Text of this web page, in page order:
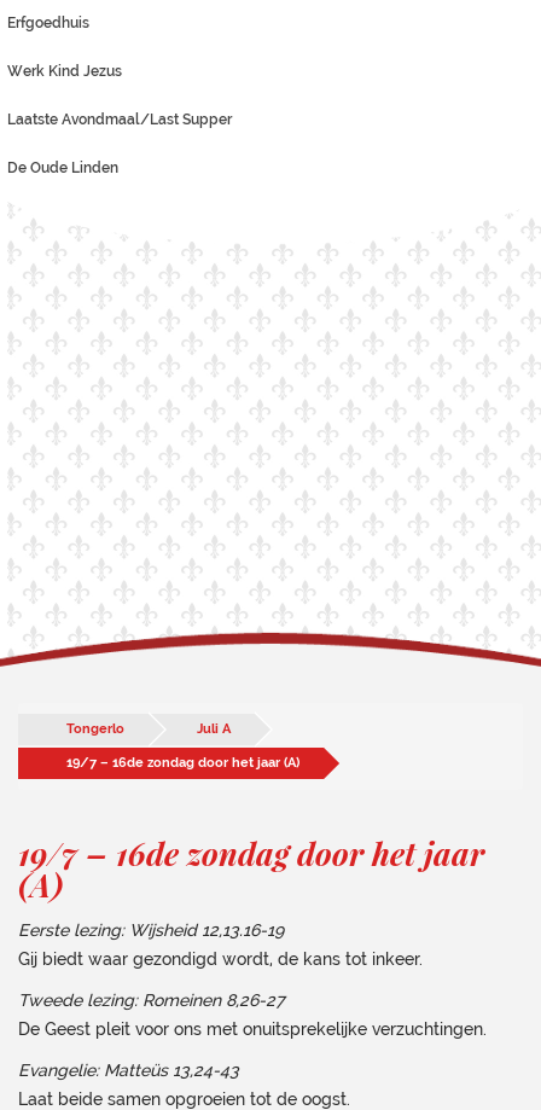
Erfgoedhuis
Werk Kind Jezus
Laatste Avondmaal/Last Supper
De Oude Linden
Tongerlo Juli A
19/7 – 16de zondag door het jaar (A)
19/7 – 16de zondag door het jaar
(A)
Eerste lezing: Wijsheid 12,13.16-19
Gij biedt waar gezondigd wordt, de kans tot inkeer.
Tweede lezing: Romeinen 8,26-27
De Geest pleit voor ons met onuitsprekelijke verzuchtingen.
Evangelie: Matteüs 13,24-43
Laat beide samen opgroeien tot de oogst.